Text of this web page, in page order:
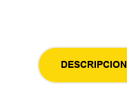
DESCRIPCION